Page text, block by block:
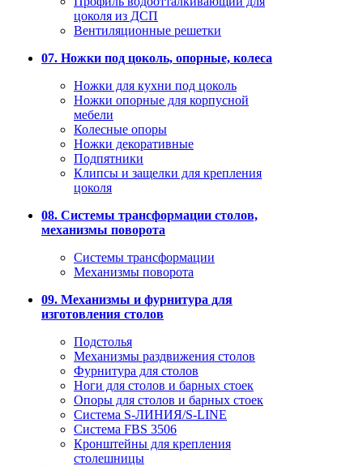
цоколя из ДСП
Вентиляционные решетки
07. Ножки под цоколь, опорные, колеса
Ножки для кухни под цоколь
Ножки опорные для корпусной
мебели
Колесные опоры
Ножки декоративные
Подпятники
Клипсы и защелки для крепления
цоколя
08. Системы трансформации столов,
механизмы поворота
Системы трансформации
Механизмы поворота
09. Механизмы и фурнитура для
изготовления столов
Подстолья
Механизмы раздвижения столов
Фурнитура для столов
Ноги для столов и барных стоек
Опоры для столов и барных стоек
Система S-ЛИНИЯ/S-LINE
Система FBS 3506
Кронштейны для крепления
столешницы